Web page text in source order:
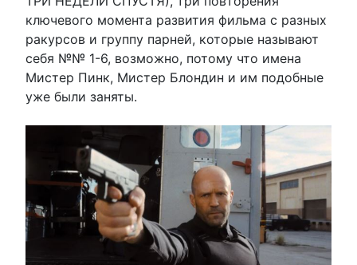
ключевого момента развития фильма с разных
ракурсов и группу парней, которые называют
себя №№ 1-6, возможно, потому что имена
Мистер Пинк, Мистер Блондин и им подобные
уже были заняты.